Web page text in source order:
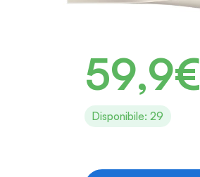
59,9€
Disponibile: 29